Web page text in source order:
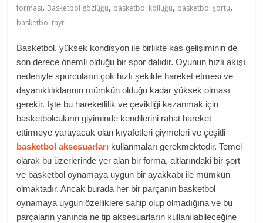
forması, Basketbol gözlüğü, basketbol kolluğu, basketbol şortu,
basketbol taytı
Basketbol, yüksek kondisyon ile birlikte kas gelişiminin de
son derece önemli olduğu bir spor dalıdır. Oyunun hızlı akışı
nedeniyle sporcuların çok hızlı şekilde hareket etmesi ve
dayanıklılıklarının mümkün olduğu kadar yüksek olması
gerekir. İşte bu hareketlilik ve çevikliği kazanmak için
basketbolcuların giyiminde kendilerini rahat hareket
ettirmeye yarayacak olan kıyafetleri giymeleri ve çeşitli
basketbol aksesuarları kullanmaları gerekmektedir. Temel
olarak bu üzerlerinde yer alan bir forma, altlarındaki bir şort
ve basketbol oynamaya uygun bir ayakkabı ile mümkün
olmaktadır. Ancak burada her bir parçanın basketbol
oynamaya uygun özelliklere sahip olup olmadığına ve bu
parçaların yanında ne tip aksesuarların kullanılabileceğine